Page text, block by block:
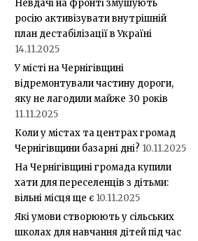
Невдачі на фронті змушують
росію активізувати внутрішній
план дестабілізації в Україні
14.11.2025
У місті на Чернігівщині
відремонтували частину дороги,
яку не лагодили майже 30 років
11.11.2025
Коли у містах та центрах громад
Чернігівщини базарні дні? 10.11.2025
На Чернігівщині громада купили
хати для переселенців з дітьми:
вільні місця ще є 10.11.2025
Які умови створюють у сільських
школах для навчання дітей під час